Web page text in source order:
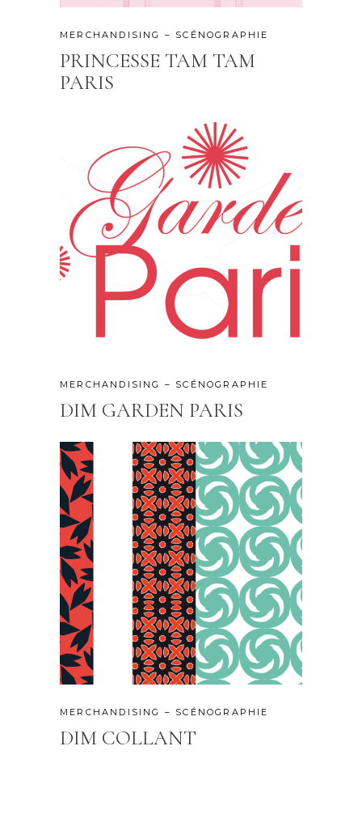
MERCHANDISING – SCÉNOGRAPHIE
PRINCESSE TAM TAM
PARIS
MERCHANDISING – SCÉNOGRAPHIE
DIM GARDEN PARIS
MERCHANDISING – SCÉNOGRAPHIE
DIM COLLANT